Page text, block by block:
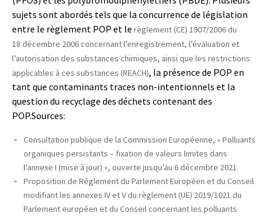
sujets sont abordés tels que la concurrence de législation
entre le règlement POP et le règlement (CE) 1907/2006 du
18 décembre 2006 concernant l’enregistrement, l’évaluation et
l’autorisation des substances chimiques, ainsi que les restrictions
applicables à ces substances (REACH), la présence de POP en
tant que contaminants traces non-intentionnels et la
question du recyclage des déchets contenant des
POP.Sources:
Consultation publique de la Commission Européenne, « Polluants
organiques persistants – fixation de valeurs limites dans
l’annexe I (mise à jour) », ouverte jusqu’au 6 décembre 2021
Proposition de Règlement du Parlement Européen et du Conseil
modifiant les annexes IV et V du règlement (UE) 2019/1021 du
Parlement européen et du Conseil concernant les polluants